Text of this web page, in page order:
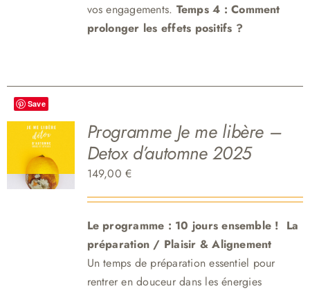
vos engagements. Temps 4 : Comment
prolonger les effets positifs ?
Save
Programme Je me libère –
Detox d’automne 2025
149,00€
Le programme : 10 jours ensemble ! La
préparation / Plaisir & Alignement
Un temps de préparation essentiel pour
rentrer en douceur dans les énergies